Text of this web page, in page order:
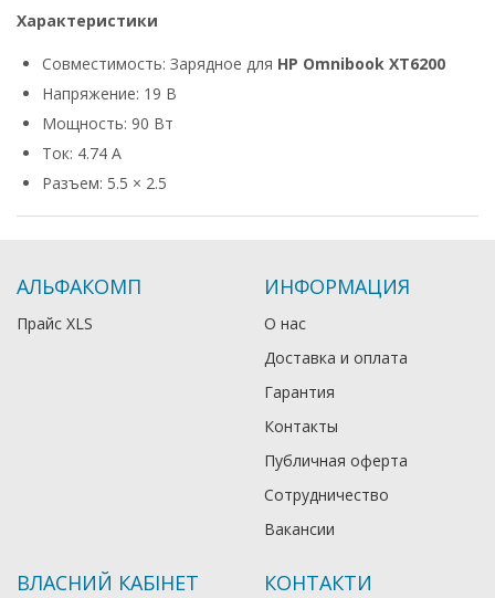
Характеристики
Совместимость: Зарядное для HP Omnibook XT6200
Напряжение: 19 В
Мощность: 90 Вт
Ток: 4.74 А
Разъем: 5.5 × 2.5
АЛЬФАКОМП
Прайс XLS
ИНФОРМАЦИЯ
О нас
Доставка и оплата
Гарантия
Контакты
Публичная оферта
Сотрудничество
Вакансии
ВЛАСНИЙ КАБІНЕТ КОНТАКТИ